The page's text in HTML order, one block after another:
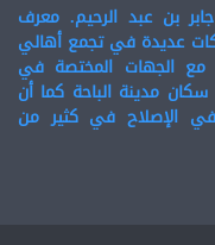
بن عبد الرحيم. معرف
عديدة في تجمع أهالي
مع الجهات المختصة في
سكان مدينة الباحة كما أن
الإصلاح في كثير من